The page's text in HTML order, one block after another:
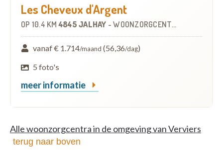
Les Cheveux d'Argent
OP 10.4 KM 4845 JALHAY -WOONZORGCENTRUM (WZC)
vanaf € 1.714/maand (56,36/dag)
5 foto's
meer informatie
Alle woonzorgcentra in de omgeving van Verviers
terug naar boven